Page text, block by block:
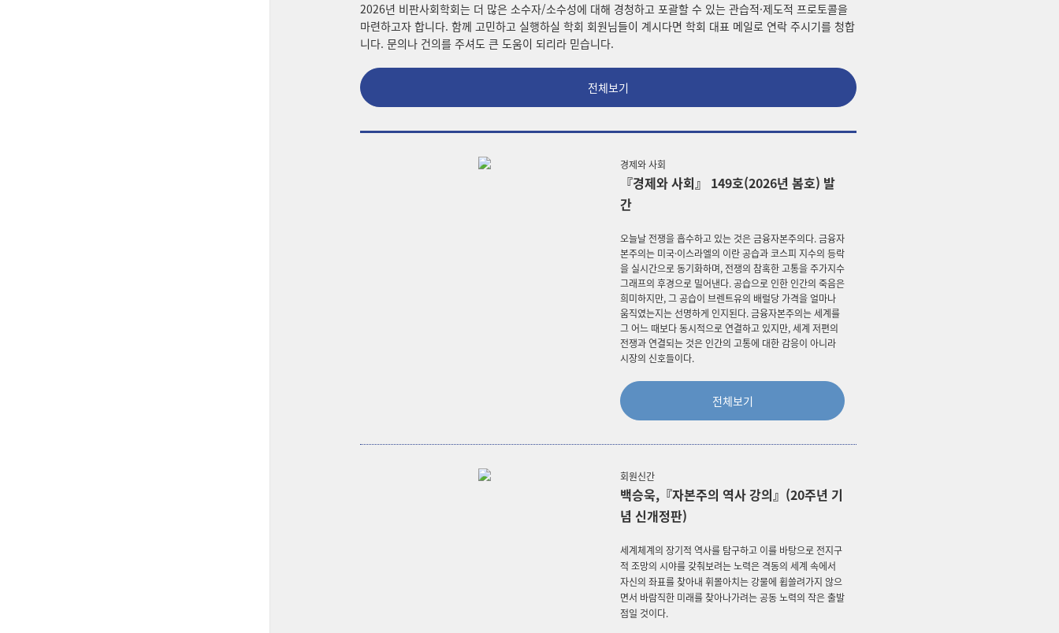
2026년 비판사회학회는 더 많은 소수자/소수성에 대해 경청하고 포괄할 수 있는 관습적·제도적 프로토콜을
마련하고자 합니다. 함께 고민하고 실행하실 학회 회원님들이 계시다면 학회 대표 메일로 연락 주시기를 청합
니다. 문의나 건의를 주셔도 큰 도움이 되리라 믿습니다.
전체보기
경제와 사회
『경제와 사회』 149호(2026년 봄호) 발
간
오늘날 전쟁을 흡수하고 있는 것은 금융자본주의다. 금융자
본주의는 미국·이스라엘의 이란 공습과 코스피 지수의 등락
을 실시간으로 동기화하며, 전쟁의 참혹한 고통을 주가지수
그래프의 후경으로 밀어낸다. 공습으로 인한 인간의 죽음은
희미하지만, 그 공습이 브렌트유의 배럴당 가격을 얼마나
움직였는지는 선명하게 인지된다. 금융자본주의는 세계를
그 어느 때보다 동시적으로 연결하고 있지만, 세계 저편의
전쟁과 연결되는 것은 인간의 고통에 대한 감응이 아니라
시장의 신호들이다.
전체보기
회원신간
백승욱,『자본주의 역사 강의』(20주년 기
념 신개정판)
세계체계의 장기적 역사를 탐구하고 이를 바탕으로 전지구
적 조망의 시야를 갖춰보려는 노력은 격동의 세계 속에서
자신의 좌표를 찾아내 휘몰아치는 강물에 휩쓸려가지 않으
면서 바람직한 미래를 찾아나가려는 공동 노력의 작은 출발
점일 것이다.